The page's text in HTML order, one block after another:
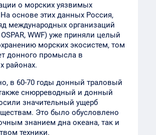
о морских уязвимых
основе этих данных Россия,
международных организаций
OSPAR, WWF) уже приняли целый
морских экосистем, том
донного промысла в
районах.
в 60-70 годы донный траловый
снюрреводный и донный
значительный ущерб
Это было обусловлено
знанием дна океана, так и
техники.